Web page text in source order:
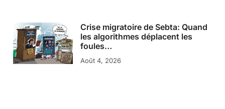
Crise migratoire de Sebta: Quand
les algorithmes déplacent les
foules…
Août 4, 2026